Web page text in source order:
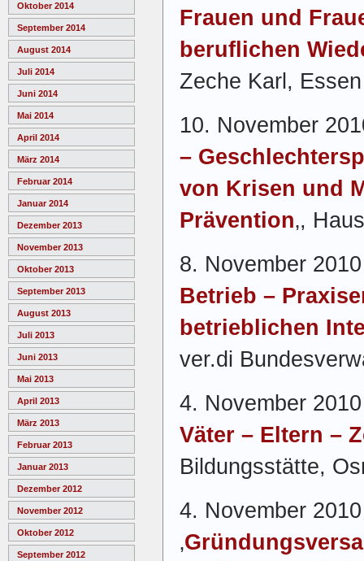
Oktober 2014
September 2014
August 2014
Juli 2014
Juni 2014
Mai 2014
April 2014
März 2014
Februar 2014
Januar 2014
Dezember 2013
November 2013
Oktober 2013
September 2013
August 2013
Juli 2013
Juni 2013
Mai 2013
April 2013
März 2013
Februar 2013
Januar 2013
Dezember 2012
November 2012
Oktober 2012
September 2012
Frauen und
beruflichen
Zeche Karl, Essen
10. November
–
von Krisen und
Prävention‚,
8. November 2010
Betrieb –
betrieblichen
ver.di
4. November 2010
Väter – Eltern –
Bildungsstätte,
4. November 2010
‚